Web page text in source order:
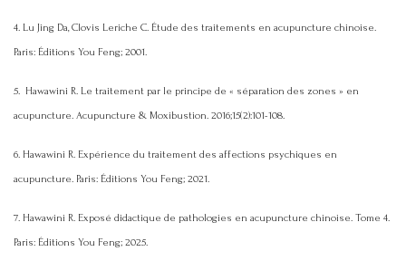
4. Lu Jing Da, Clovis Leriche C. Étude des traitements en acupuncture chinoise.
Paris: Éditions You Feng; 2001.
5. Hawawini R. Le traitement par le principe de « séparation des zones » en
acupuncture. Acupuncture & Moxibustion. 2016;15(2):101-108.
6. Hawawini R. Expérience du traitement des affections psychiques en
acupuncture. Paris: Éditions You Feng; 2021.
7. Hawawini R. Exposé didactique de pathologies en acupuncture chinoise. Tome 4.
Paris: Éditions You Feng; 2025.